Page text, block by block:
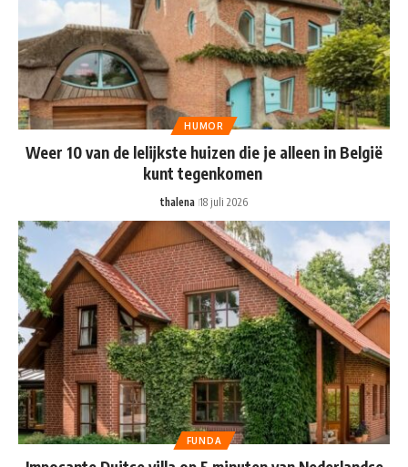
HUMOR
Weer 10 van de lelijkste huizen die je alleen in België
kunt tegenkomen
thalena 18 juli 2026
FUNDA